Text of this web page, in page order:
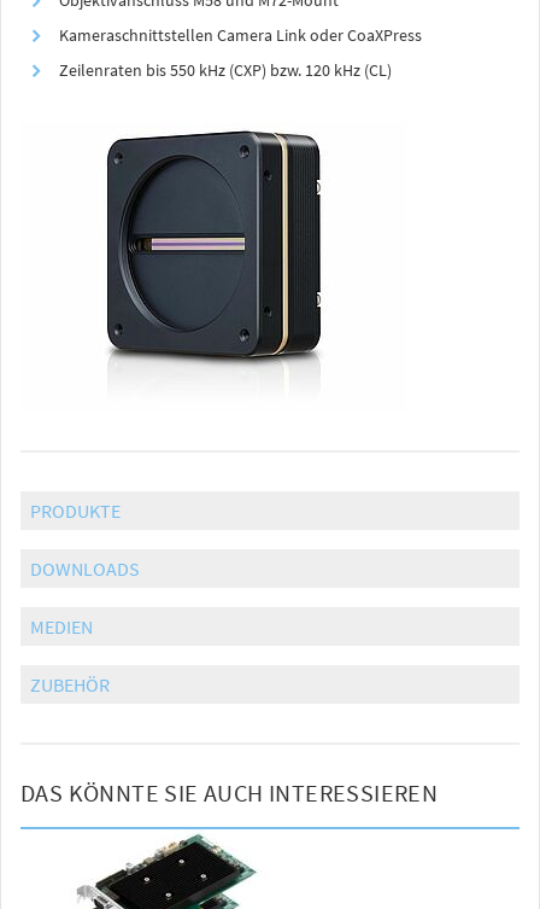
Kameraschnittstellen Camera Link oder CoaXPress
Zeilenraten bis 550 kHz (CXP) bzw. 120 kHz (CL)
PRODUKTE
DOWNLOADS
MEDIEN
ZUBEHÖR
DAS KÖNNTE SIE AUCH INTERESSIEREN